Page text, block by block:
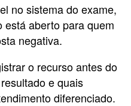
no sistema do exame,
aberto para quem
negativa.
o recurso antes do
e quais
diferenciado.